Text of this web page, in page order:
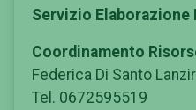
Servizio Elaborazione
Coordinamento
Federica Di Santo
Tel. 0672595519